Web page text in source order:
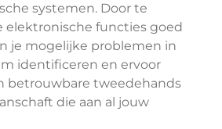
systemen. Door te
elektronische functies goed
je mogelijke problemen in
identificeren en ervoor
betrouwbare tweedehands
die aan al jouw